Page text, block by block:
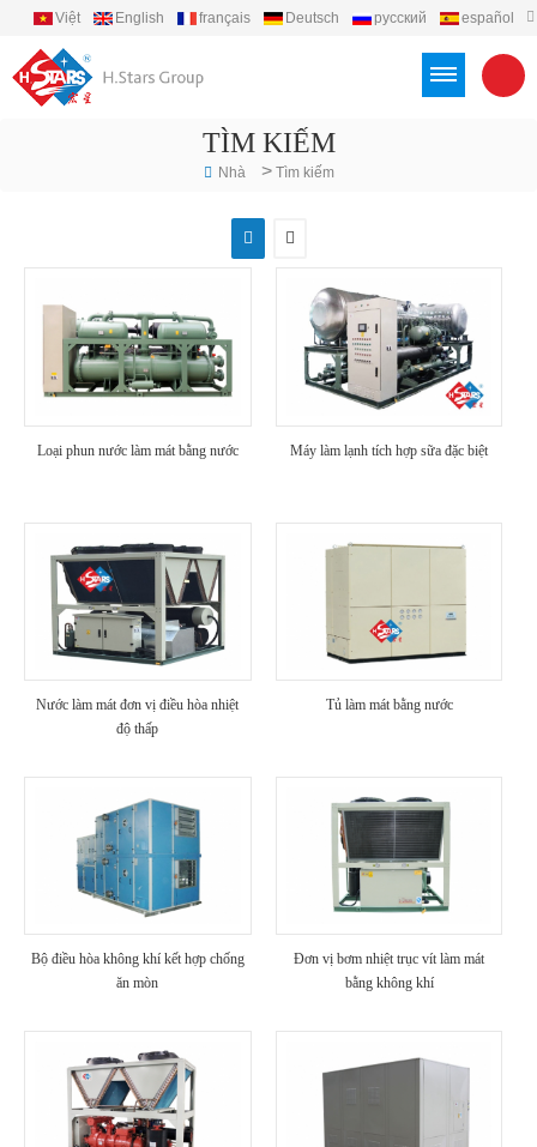
Việt English français Deutsch русский
español
TÌM KIẾM
Nhà > Tìm kiếm
Loại phun nước làm mát bằng nước Máy làm lạnh tích hợp sữa đặc biệt
Nước làm mát đơn vị điều hòa nhiệt
độ thấp
Tủ làm mát bằng nước
Bộ điều hòa không khí kết hợp chống
ăn mòn
Đơn vị bơm nhiệt trục vít làm mát
bằng không khí